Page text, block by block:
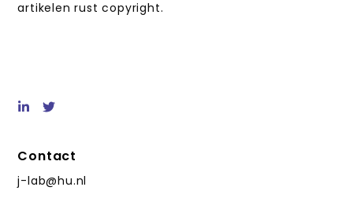
artikelen rust copyright.
Contact
j-lab@hu.nl